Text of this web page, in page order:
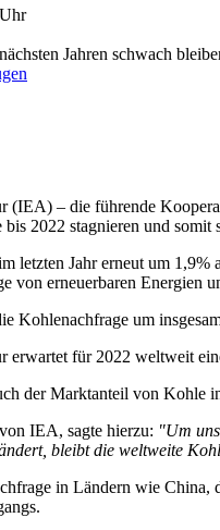
(IEA) – die führende
2022 stagnieren und somit
letzten Jahr erneut um
von erneuerbaren Energien
Kohlenachfrage um
erwartet für 2022 weltweit
der Marktanteil von Kohle
IEA, sagte hierzu: "Um
bleibt die weltweite
in Ländern wie